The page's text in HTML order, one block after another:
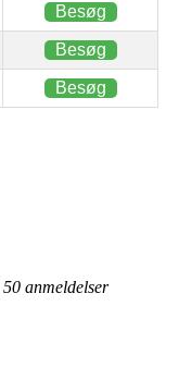
Besøg
Besøg
Besøg
50 anmeldelser